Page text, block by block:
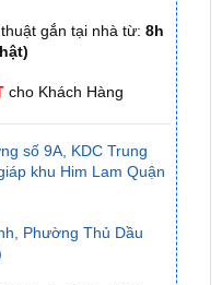
cho Khách Hàng
số 9A, KDC Trung
Phường Thủ Dầu
Quận 7, Tp.HCM